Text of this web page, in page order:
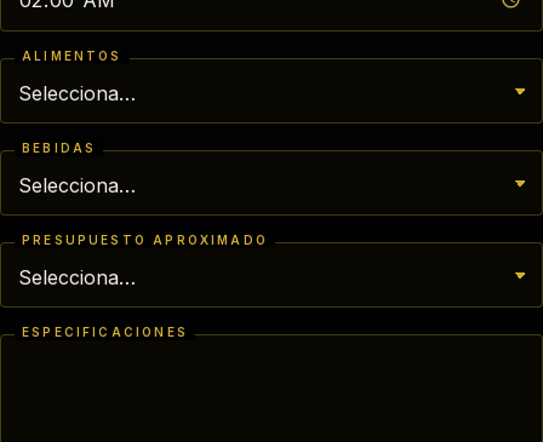
ALIMENTOS
BEBIDAS
PRESUPUESTO APROXIMADO
ESPECIFICACIONES